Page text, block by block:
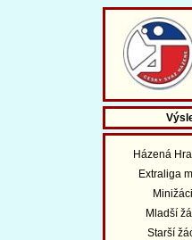
Házená
Extraliga
Minižáci
Mladší
Starší